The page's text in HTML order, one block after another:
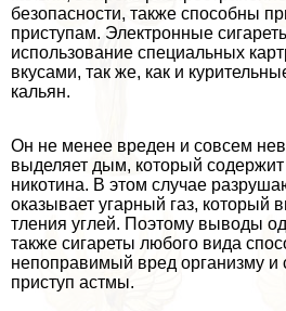
безопасности, также способны
приступам. Электронные
использование специальных
вкусами, так же, как и
кальян.
Он не менее вреден и совсем
выделяет дым, который
никотина. В этом случае
оказывает угарный газ, который
тления углей. Поэтому выводы
также сигареты любого вида
непоправимый вред организму и
приступ астмы.